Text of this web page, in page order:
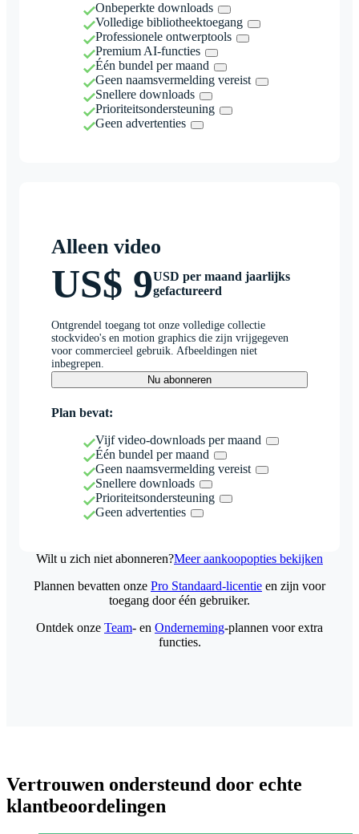
Onbeperkte downloads
Volledige bibliotheektoegang
Professionele ontwerptools
Premium AI-functies
Één bundel per maand
Geen naamsvermelding vereist
Snellere downloads
Prioriteitsondersteuning
Geen advertenties
Alleen video
US$ 9USD per maand jaarlijks
gefactureerd
Ontgrendel toegang tot onze volledige collectie
stockvideo's en motion graphics die zijn vrijgegeven
voor commercieel gebruik. Afbeeldingen niet
inbegrepen.
Nu abonneren
Plan bevat:
Vijf video-downloads per maand
Één bundel per maand
Geen naamsvermelding vereist
Snellere downloads
Prioriteitsondersteuning
Geen advertenties
Wilt u zich niet abonneren?Meer aankoopopties bekijken
Plannen bevatten onze Pro Standaard-licentie en zijn voor
toegang door één gebruiker.
Ontdek onze Team- en Onderneming-plannen voor extra
functies.
Vertrouwen ondersteund door echte
klantbeoordelingen